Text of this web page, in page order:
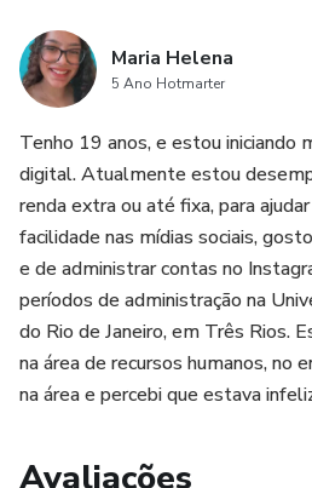
Não tenho experiência com Canva.
templates?
Posso usar pelo celular?
Sim! Você pode utilizar tanto
computador.
E se eu tiver alguma dúvida?
Não se preocupe! Se você tiver
Maria Helena
5 Ano Hotmarter
Tenho 19 anos, e estou iniciando
digital. Atualmente estou
renda extra ou até fixa, para
facilidade nas mídias sociais,
e de administrar contas no
períodos de administração na
do Rio de Janeiro, em Três Rios.
na área de recursos humanos, no
na área e percebi que estava
Avaliações